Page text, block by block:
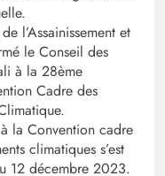
l’Assainissement et
le Conseil des
à la 28ème
Cadre des
la Convention cadre
climatiques s’est
12 décembre 2023.